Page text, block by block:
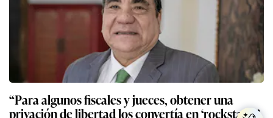
“Para algunos fiscales y jueces, obtener una
privación de libertad los convertía en ‘rockstars’”